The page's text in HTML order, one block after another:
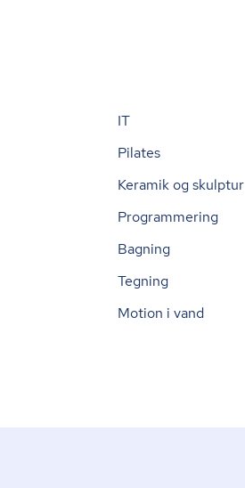
IT
Pilates
Keramik og skulptur
Programmering
Bagning
Tegning
Motion i vand